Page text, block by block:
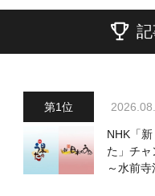
NHK「
た」チ
～水前